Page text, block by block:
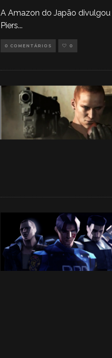
A Amazon do Japão
Piers...
0 COMENTÁRIOS 0